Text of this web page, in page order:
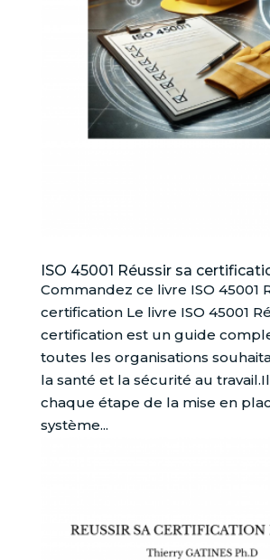
ISO 45001 Réussir sa
Commandez ce livre ISO 45001
certification Le livre ISO 45001
certification est un guide
toutes les organisations
la santé et la sécurité au
chaque étape de la mise en
système...